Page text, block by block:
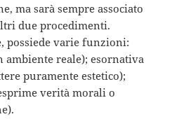
ma sarà sempre associato
due procedimenti.
possiede varie funzioni:
reale); esornativa
puramente estetico);
verità morali o